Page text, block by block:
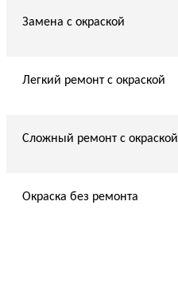
Замена с окраской
Легкий ремонт с окраской
Сложный ремонт с окраской
Окраска без ремонта